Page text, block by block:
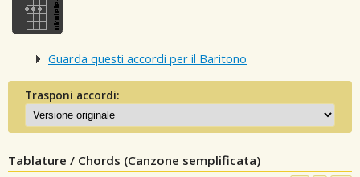
Guarda questi accordi per il Baritono
Trasponi accordi:
Tablature / Chords (Canzone semplificata)